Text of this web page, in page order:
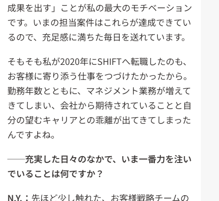
成果を出す」ことが私の最大のモチベーション
です。いまの担当案件はこれらが達成できてい
るので、充足感に満ちた毎日を送れています。
そもそも私が2020年にSHIFTへ転職したのも、
お客様に寄り添う仕事をつづけたかったから。
勤務年数とともに、マネジメント業務が増えて
きてしまい、会社から期待されていることと自
分の望むキャリアとの乖離が出てきてしまった
んですよね。
──充実した日々のなかで、 いま一番力を注い
でいることは何ですか？
N.Y. ： 先ほど少し触れた、お客様戦略チームの